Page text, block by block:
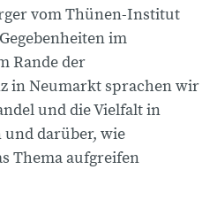
vom Thünen-Institut
im
Rande der
in Neumarkt sprachen wir
und die Vielfalt in
darüber, wie
Thema aufgreifen